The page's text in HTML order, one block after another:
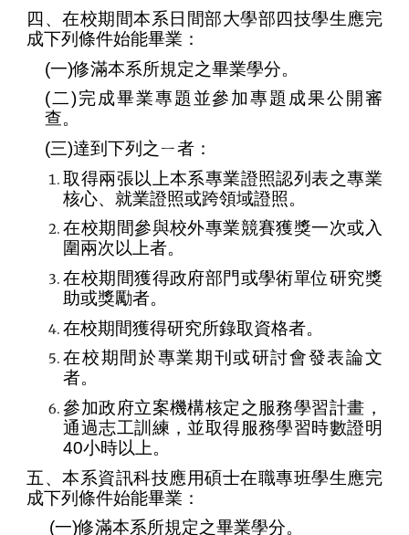
四、在校期間本系日間部大學部四技學生應完
成下列條件始能畢業：
(一)修滿本系所規定之畢業學分。
(二)完成畢業專題並參加專題成果公開審
查。
(三)達到下列之ㄧ者：
取得兩張以上本系專業證照認列表之專業
核心、就業證照或跨領域證照。
在校期間參與校外專業競賽獲獎一次或入
圍兩次以上者。
在校期間獲得政府部門或學術單位研究獎
助或獎勵者。
在校期間獲得研究所錄取資格者。
在校期間於專業期刊或研討會發表論文
者。
參加政府立案機構核定之服務學習計畫，
通過志工訓練，並取得服務學習時數證明
40小時以上。
五、本系資訊科技應用碩士在職專班學生應完
成下列條件始能畢業：
(一)修滿本系所規定之畢業學分。